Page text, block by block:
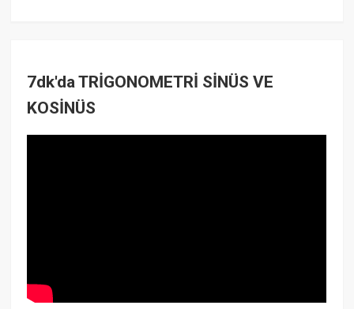
7dk'da TRİGONOMETRİ SİNÜS VE
KOSİNÜS